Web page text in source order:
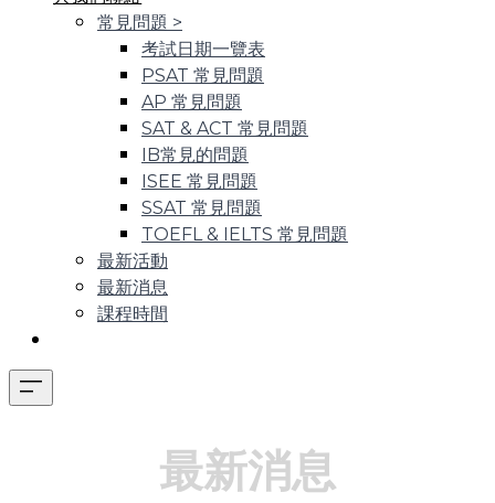
常見問題 >
考試日期一覽表
PSAT 常見問題
AP 常見問題
SAT & ACT 常見問題
IB常見的問題
ISEE 常見問題
SSAT 常見問題
TOEFL & IELTS 常見問題
最新活動
最新消息
課程時間
最新消息